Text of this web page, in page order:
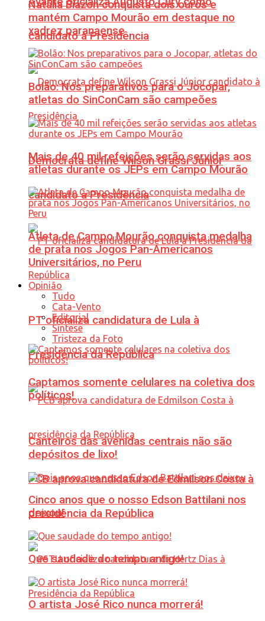
candidato à Presidência
Democrata define Wilson Grassi Júnior
candidato à Presidência
PT oficializa candidatura de Lula à
Presidência da República
PCB aprova candidatura de Edmilson Costa à
presidência da República
Natália Biazon conquista dois ouros e
mantém Campo Mourão em destaque no
xadrez paranaense
Bolão: Nos preparativos para o Jocopar,
atletas do SinConCam são campeões
Mais de 40 mil refeições serão servidas aos
atletas durante os JEPs em Campo Mourão
Atleta de Campo Mourão conquista medalha
de prata nos Jogos Pan-Americanos
Universitários, no Peru
Opinião
Tudo
Cata-Vento
Editorial
Síntese
Tristeza da Foto
Captamos somente celulares na coletiva dos
políticos!
Canteiros das avenidas centrais não são
depósitos de lixo!
Cinco anos que o nosso Edson Battilani nos
deixou!
Que saudade do tempo antigo!
O artista José Rico nunca morrerá!